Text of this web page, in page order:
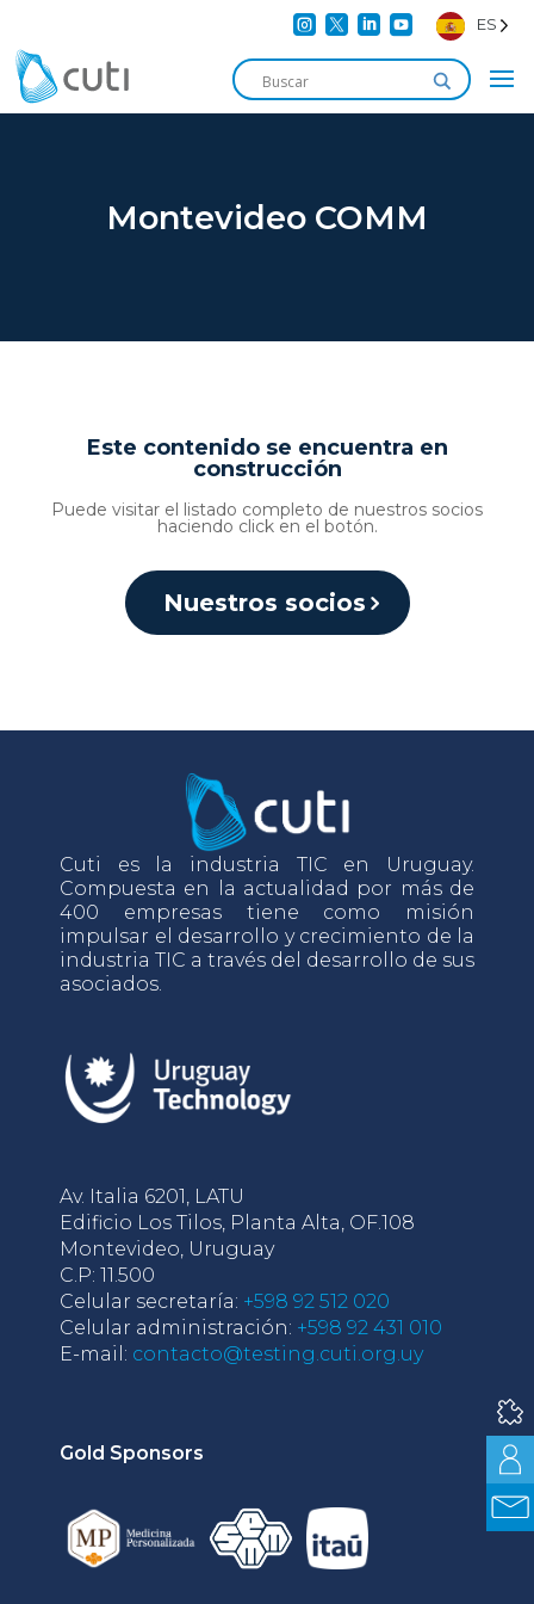
    ES
Montevideo COMM
Este contenido se encuentra en
construcción
Puede visitar el listado completo de nuestros socios
haciendo click en el botón.
Nuestros socios
Cuti es la industria TIC en Uruguay.
Compuesta en la actualidad por más de
400 empresas tiene como misión
impulsar el desarrollo y crecimiento de la
industria TIC a través del desarrollo de sus
asociados.
Av. Italia 6201, LATU
Edificio Los Tilos, Planta Alta, OF.108
Montevideo, Uruguay
C.P: 11.500
Celular secretaría: +598 92 512 020
Celular administración: +598 92 431 010
E-mail: contacto@testing.cuti.org.uy
Gold Sponsors